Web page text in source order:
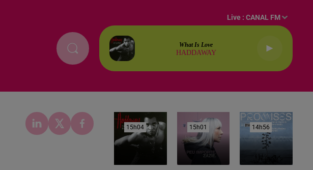
Live :CANAL FM
What Is Love
HADDAWAY
15h04
15h04 15h01
15h01 14h56
14h56